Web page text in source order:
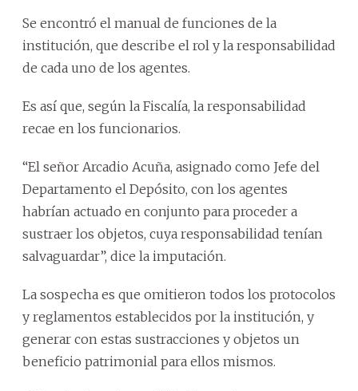
Se encontró el manual de funciones de la
institución, que describe el rol y la responsabilidad
de cada uno de los agentes.
Es así que, según la Fiscalía, la responsabilidad
recae en los funcionarios.
“El señor Arcadio Acuña, asignado como Jefe del
Departamento el Depósito, con los agentes
habrían actuado en conjunto para proceder a
sustraer los objetos, cuya responsabilidad tenían
salvaguardar”, dice la imputación.
La sospecha es que omitieron todos los protocolos
y reglamentos establecidos por la institución, y
generar con estas sustracciones y objetos un
beneficio patrimonial para ellos mismos.